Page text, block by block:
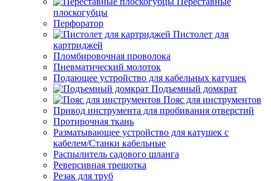
плоскогубцы
Перфоратор
Пистолет для
картриджей
Пломбировочная проволока
Пневматический молоток
Подающее устройство для кабельных катушек
Подъемный домкрат
Пояс для инструментов
Привод инструмента для пробивания отверстий
Протирочная ткань
Разматывающее устройство для катушек с
кабелем/Станки кабельные
Распылитель садового шланга
Реверсивная трещотка
Резак для труб